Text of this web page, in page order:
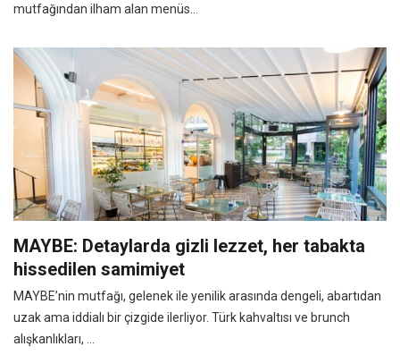
mutfağından ilham alan menüs...
MAYBE: Detaylarda gizli lezzet, her tabakta
hissedilen samimiyet
MAYBE’nin mutfağı, gelenek ile yenilik arasında dengeli, abartıdan
uzak ama iddialı bir çizgide ilerliyor. Türk kahvaltısı ve brunch
alışkanlıkları, ...